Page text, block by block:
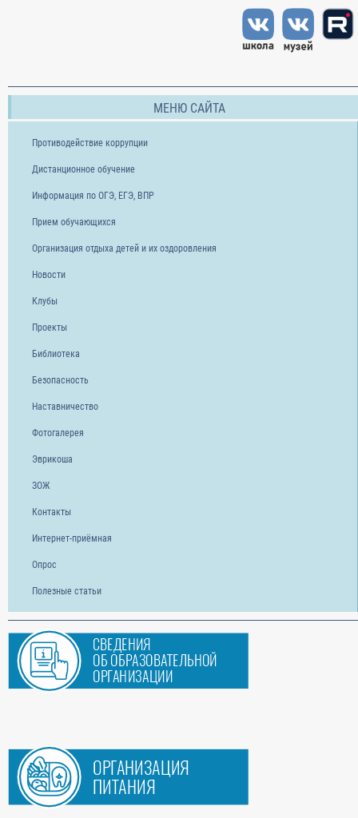
МЕНЮ САЙТА
Противодействие коррупции
Дистанционное обучение
Информация по ОГЭ, ЕГЭ, ВПР
Прием обучающихся
Организация отдыха детей и их оздоровления
Новости
Клубы
Проекты
Библиотека
Безопасность
Наставничество
Фотогалерея
Эврикоша
ЗОЖ
Контакты
Интернет-приёмная
Опрос
Полезные статьи